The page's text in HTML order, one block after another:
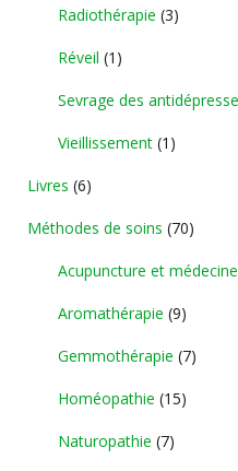
Radiothérapie (3)
Réveil (1)
Sevrage des
Vieillissement (1)
Livres (6)
Méthodes de soins (70)
Acupuncture et
Aromathérapie (9)
Gemmothérapie (7)
Homéopathie (15)
Naturopathie (7)